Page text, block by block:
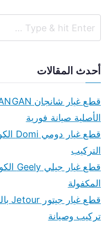
أحدث المقالات
الأصلية صيانة فورية
التركيب
المكفولة
تركيب وصيانة